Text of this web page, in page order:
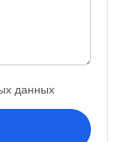
данных